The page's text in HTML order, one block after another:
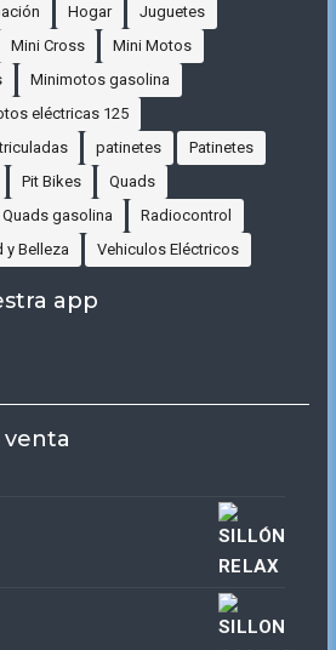
Hogar
Juguetes
Mini Cross
Mini Motos
Minimotos gasolina
eléctricas 125
patinetes
Patinetes
Pit Bikes
Quads
Quads gasolina
Radiocontrol
y Belleza Vehiculos Eléctricos
app